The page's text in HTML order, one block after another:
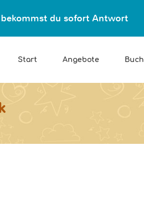
bekommst du sofort Antwort
Start Angebote Buch